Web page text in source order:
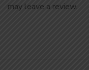
may leave a review.